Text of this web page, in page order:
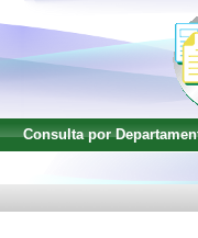
Consulta por